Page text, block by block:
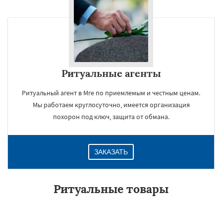
Ритуальные агенты
Ритуальный агент в Мге по приемлемым и честным ценам.
Мы работаем круглосуточно, имеется организация
похорон под ключ, защита от обмана.
ЗАКАЗАТЬ
Ритуальные товары